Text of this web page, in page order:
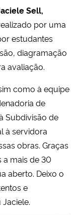
Sell,
por uma
estudantes
diagramação
avaliação.
como à equipe
de
Subdivisão de
à servidora
obras. Graças
a mais de 30
aberto. Deixo o
e